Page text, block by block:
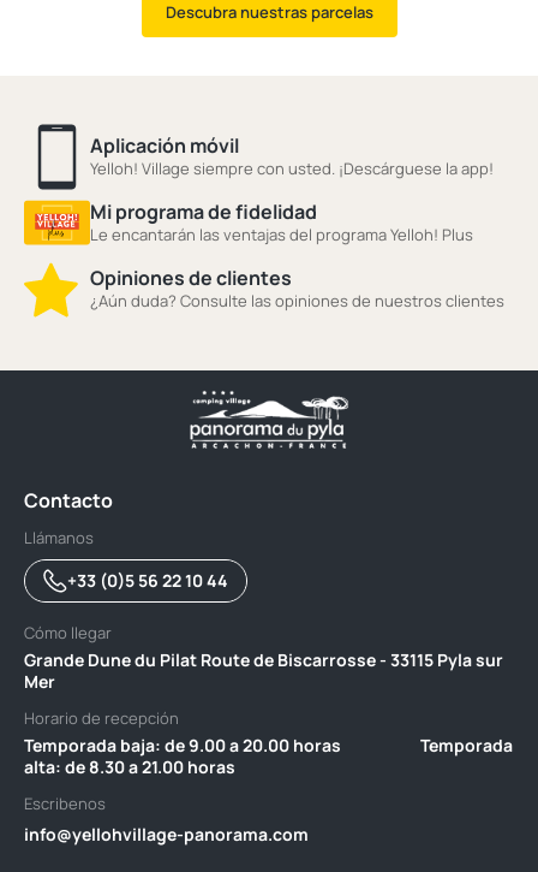
Descubra nuestras parcelas
Aplicación móvil
Yelloh! Village siempre con usted. ¡Descárguese la app!
Mi programa de fidelidad
Le encantarán las ventajas del programa Yelloh! Plus
Opiniones de clientes
¿Aún duda? Consulte las opiniones de nuestros clientes
Contacto
Llámanos
+33 (0)5 56 22 10 44
Cómo llegar
Grande Dune du Pilat Route de Biscarrosse - 33115 Pyla sur
Mer
Horario de recepción
Temporada baja: de 9.00 a 20.00 horas ‎ ‎ ‎ ‎ ‎ ‎ ‎ ‎ ‎ ‎ ‎ ‎ ‎ ‎ ‎ ‎ ‎ ‎ ‎ ‎ ‎ Temporada
alta: de 8.30 a 21.00 horas
Escribenos
info@yellohvillage-panorama.com